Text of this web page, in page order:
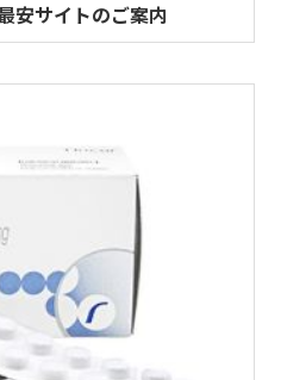
安サイトのご案内